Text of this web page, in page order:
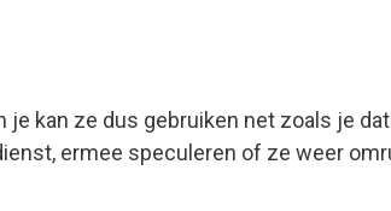
kan ze dus gebruiken net zoals je
ermee speculeren of ze weer